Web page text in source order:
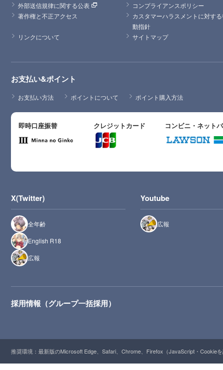
外部送信規律に関する公表
コンプライアンスポリシー
著作権と不正アクセス
カスタマーハラスメントに対す
動指針
リンクについて
サイトマップ
お支払い&ポイント
お支払い方法 ポイントについて ポイント購入方法
即時口座振替 クレジットカード コンビニ・ネット
X(Twitter)
全年齢
English R18
広報
Youtube
広報
採用情報（グループ一括採用）
推奨環境：最新版のMicrosoft Edge、Safari、Chrome、Firefox（JavaScript・Cookie